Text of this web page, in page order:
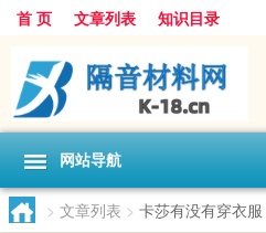
首 页 文章列表 知识目录
网站导航
> 文章列表 > 卡莎有没有穿衣